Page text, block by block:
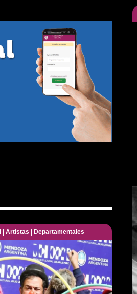
|Artistas Departamentales